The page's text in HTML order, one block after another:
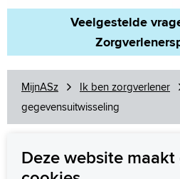
Veelgestelde
MijnASz Ik ben zorgverlener
gegevensuitwisseling
Deze website